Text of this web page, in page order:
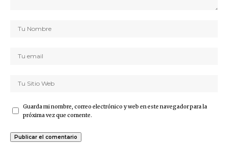
Guarda mi nombre, correo electrónico y web en este navegador para la
próxima vez que comente.